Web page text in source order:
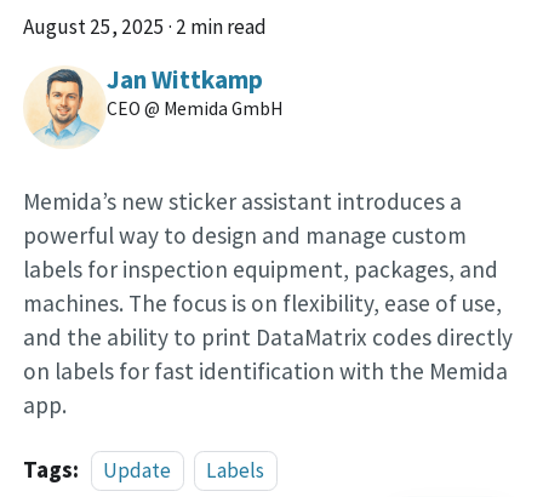
August 25, 2025· 2 min read
Jan Wittkamp
CEO @ Memida GmbH
Memida’s new sticker assistant introduces a
powerful way to design and manage custom
labels for inspection equipment, packages, and
machines. The focus is on flexibility, ease of use,
and the ability to print DataMatrix codes directly
on labels for fast identification with the Memida
app.
Tags: Update Labels